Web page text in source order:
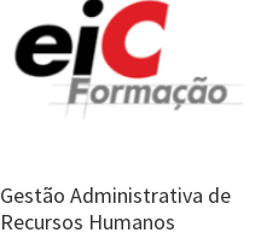
Gestão Administrativa de
Recursos Humanos